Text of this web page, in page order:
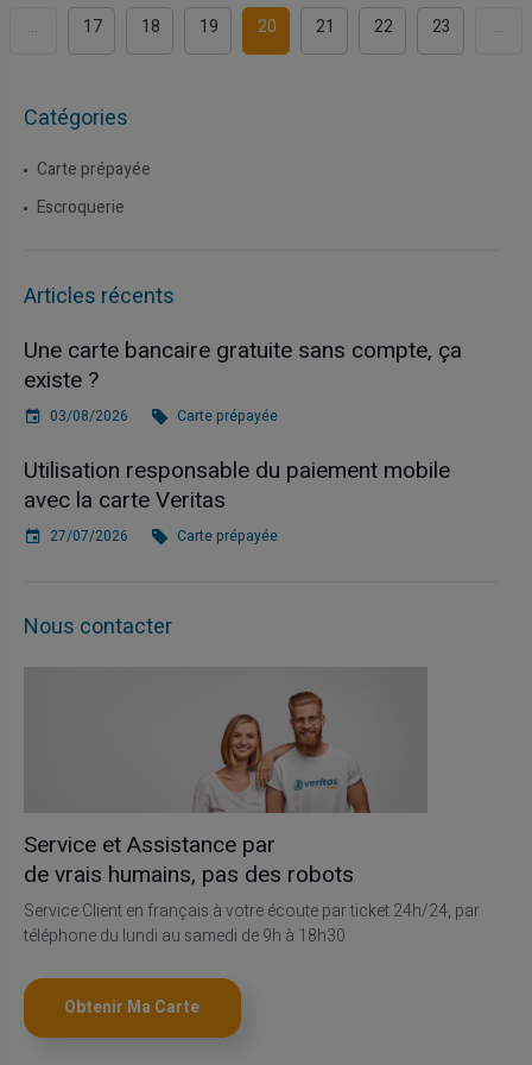
... 17 18 19 20 21 22 23 ...
Catégories
Carte prépayée
Escroquerie
Articles récents
Une carte bancaire gratuite sans compte, ça
existe ?
03/08/2026 Carte prépayée
Utilisation responsable du paiement mobile
avec la carte Veritas
27/07/2026 Carte prépayée
Nous contacter
Service et Assistance par
de vrais humains, pas des robots
Service Client en français à votre écoute par ticket 24h/24, par
téléphone du lundi au samedi de 9h à 18h30
Obtenir Ma Carte